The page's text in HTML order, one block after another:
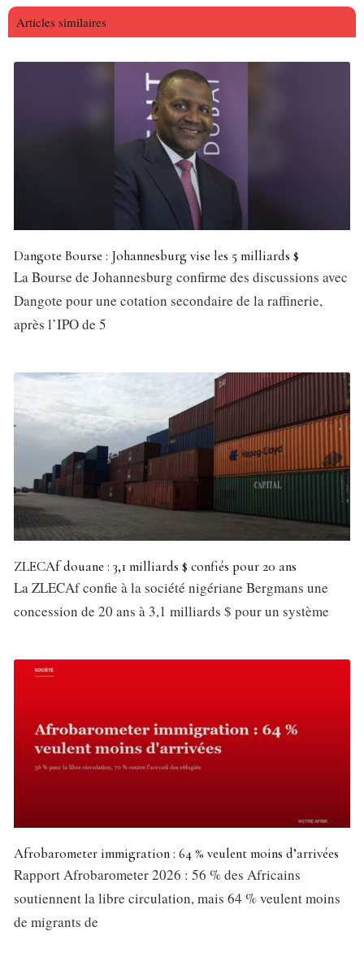
Articles similaires
Dangote Bourse : Johannesburg vise les 5 milliards $
La Bourse de Johannesburg confirme des discussions avec
Dangote pour une cotation secondaire de la raffinerie,
après l’IPO de 5
ZLECAf douane : 3,1 milliards $ confiés pour 20 ans
La ZLECAf confie à la société nigériane Bergmans une
concession de 20 ans à 3,1 milliards $ pour un système
Afrobarometer immigration : 64 % veulent moins d’arrivées
Rapport Afrobarometer 2026 : 56 % des Africains
soutiennent la libre circulation, mais 64 % veulent moins
de migrants de